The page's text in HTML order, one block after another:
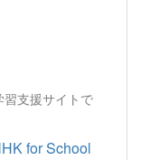
支援サイトで
for School